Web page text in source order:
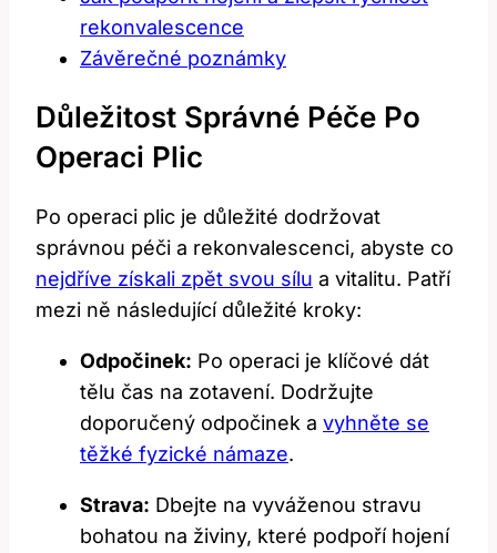
rekonvalescence
Závěrečné poznámky
Důležitost Správné Péče Po
Operaci Plic
Po operaci plic je důležité dodržovat
správnou péči a rekonvalescenci, abyste co
nejdříve získali zpět svou sílu a vitalitu. Patří
mezi ně následující důležité kroky:
Odpočinek: Po operaci je klíčové dát
tělu čas na zotavení. Dodržujte
doporučený odpočinek a vyhněte se
těžké fyzické námaze.
Strava: Dbejte na vyváženou stravu
bohatou na živiny, které podpoří hojení